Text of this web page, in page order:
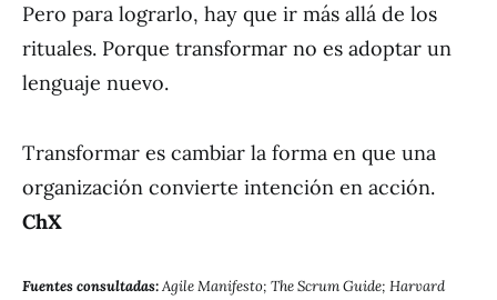
Pero para lograrlo, hay que ir más allá de los
rituales. Porque transformar no es adoptar un
lenguaje nuevo.
Transformar es cambiar la forma en que una
organización convierte intención en acción.
ChX
Fuentes consultadas:Agile Manifesto; The Scrum Guide; Harvard